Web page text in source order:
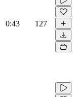
0:43 127